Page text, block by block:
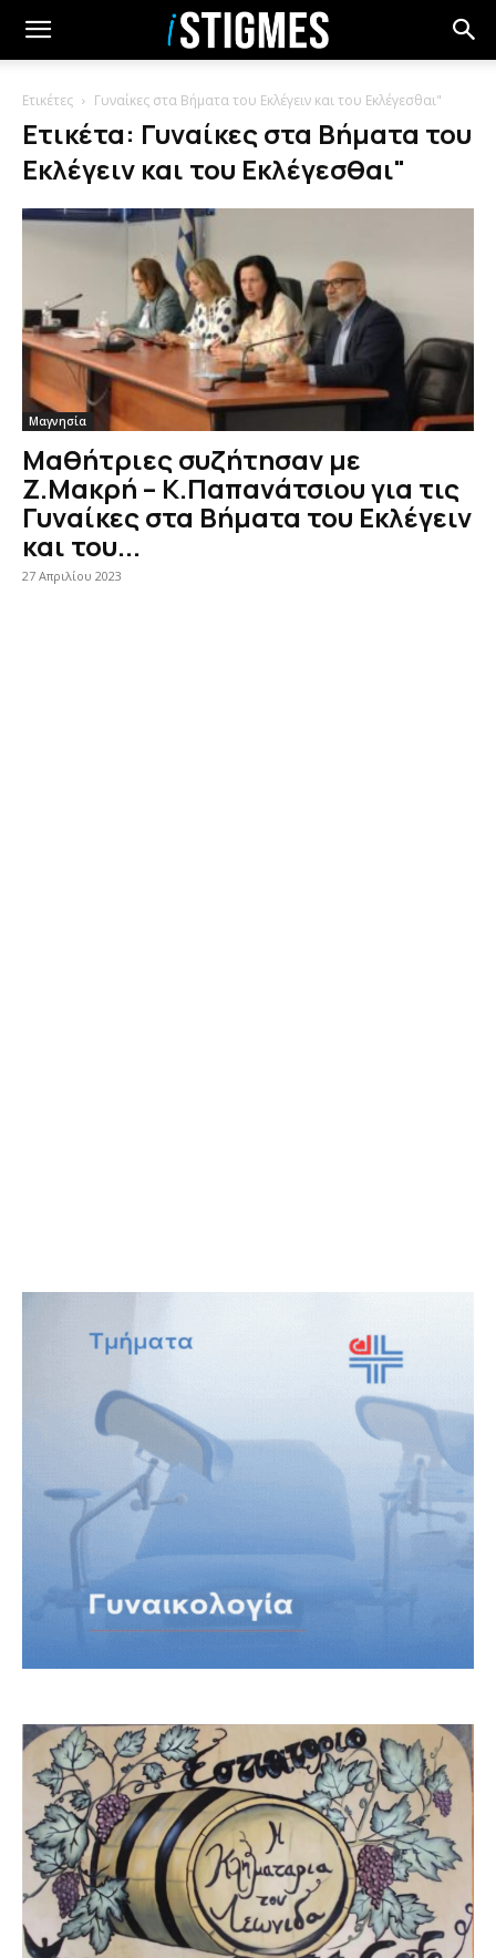
Ετικέτες Γυναίκες στα Βήματα του Εκλέγειν και του Εκλέγεσθαι"
Ετικέτα: Γυναίκες στα Βήματα του
Εκλέγειν και του Εκλέγεσθαι"
Μαγνησία
Μαθήτριες συζήτησαν με
Ζ.Μακρή – Κ.Παπανάτσιου για τις
Γυναίκες στα Βήματα του Εκλέγειν
και του...
27 Απριλίου 2023